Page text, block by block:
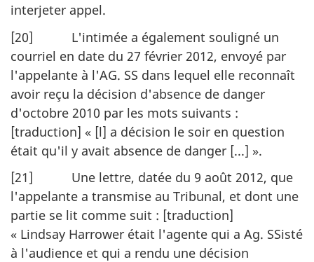
interjeter appel.
[20] L'intimée a également souligné un
courriel en date du 27 février 2012, envoyé par
l'appelante à l'AG. SS dans lequel elle reconnaît
avoir reçu la décision d'absence de danger
d'octobre 2010 par les mots suivants :
[traduction] « [l] a décision le soir en question
était qu'il y avait absence de danger [...] ».
[21] Une lettre, datée du 9 août 2012, que
l'appelante a transmise au Tribunal, et dont une
partie se lit comme suit : [traduction]
« Lindsay Harrower était l'agente qui a Ag. SSisté
à l'audience et qui a rendu une décision